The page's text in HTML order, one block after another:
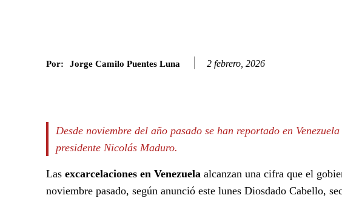
Por: Jorge Camilo Puentes Luna 2 febrero, 2026
Desde noviembre del año pasado se han reportado en
presidente Nicolás Maduro.
Las excarcelaciones en Venezuela alcanzan una cifra que el
noviembre pasado, según anunció este lunes Diosdado Cabello,